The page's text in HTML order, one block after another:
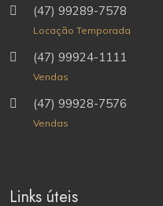
(47) 99289-7578
Locação Temporada
(47) 99924-1111
Vendas
(47) 99928-7576
Vendas
Links úteis